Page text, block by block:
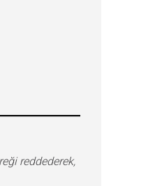
reddederek,